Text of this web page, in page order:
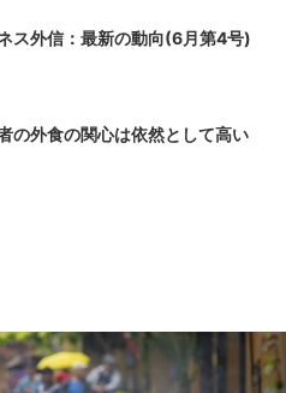
ス外信：最新の動向(6月第4号)
の外食の関心は依然として高い